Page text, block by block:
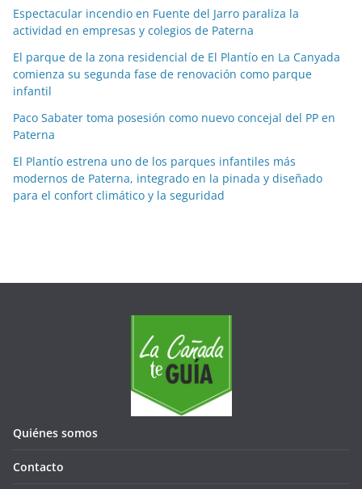
p
o
m
e
e
Espectacular incendio en Fuente del Jarro paraliza la
actividad en empresas y colegios de Paterna
El parque de la zona residencial de El Plantío en La Canyada
comienza su segunda fase de renovación como parque
infantil
Paco Sabater toma posesión como nuevo concejal del PP en
Paterna
El Plantío estrena uno de los parques infantiles más
modernos de Paterna, integrado en la pinada y diseñado
para el confort climático y la seguridad
Quiénes somos
Contacto